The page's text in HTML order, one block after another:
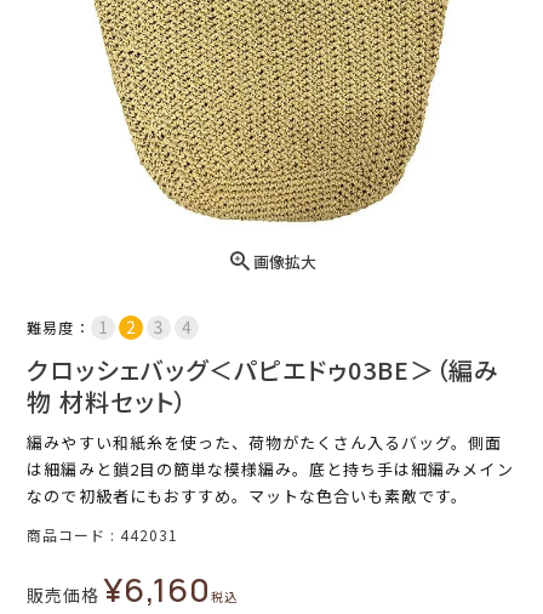
画像拡大
難易度：
クロッシェバッグ＜パピエドゥ03BE＞（編み
物 材料セット）
編みやすい和紙糸を使った、荷物がたくさん入るバッグ。側面
は細編みと鎖2目の簡単な模様編み。底と持ち手は細編みメイン
なので初級者にもおすすめ。マットな色合いも素敵です。
商品コード 442031
販売価格 ¥6,160税込